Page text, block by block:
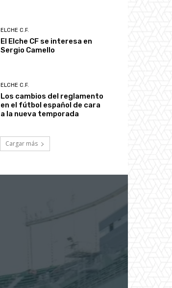
ELCHE C.F.
El Elche CF se interesa en
Sergio Camello
ELCHE C.F.
Los cambios del reglamento
en el fútbol español de cara
a la nueva temporada
Cargar más